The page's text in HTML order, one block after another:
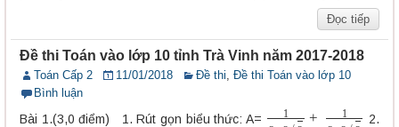
Đọc tiếp
Đề thi Toán vào lớp 10 tỉnh Trà Vinh năm 2017-2018
Toán Cấp 2 11/01/2018 Đề thi Đề thi Toán vào lớp 10
Bình luận
Bài 1.(3,0 điểm) 1. Rút gọn biểu thức: A= + + 2 2.